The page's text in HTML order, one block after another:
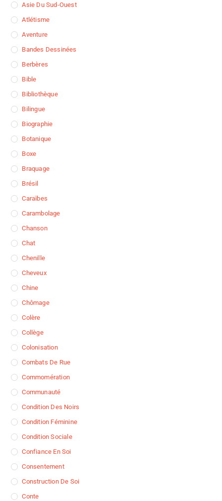
Asie Du Sud-Ouest
Atlétisme
Aventure
Bandes Dessinées
Berbères
Bible
Bibliothèque
Bilingue
Biographie
Botanique
Boxe
Braquage
Brésil
Caraïbes
Carambolage
Chanson
Chat
Chenille
Cheveux
Chine
Chômage
Colère
Collège
Colonisation
Combats De Rue
Commomération
Communauté
Condition Des Noirs
Condition Féminine
Condition Sociale
Confiance En Soi
Consentement
Construction De Soi
Conte